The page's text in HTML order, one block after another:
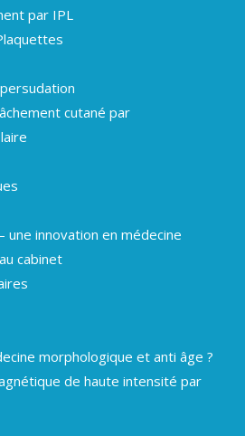
par IPL
cutané par
une innovation en médecine
cabinet
morphologique et anti âge ?
de haute intensité par